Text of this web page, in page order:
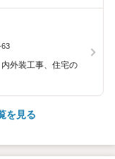
63
外装工事、住宅の
を見る